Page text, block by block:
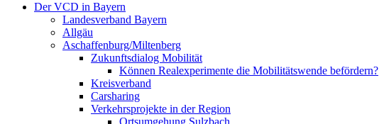
Der VCD in Bayern
Landesverband Bayern
Allgäu
Aschaffenburg/Miltenberg
Zukunftsdialog Mobilität
Können Realexperimente die Mobilitätswende befördern?
Kreisverband
Carsharing
Verkehrsprojekte in der Region
Ortsumgehung Sulzbach